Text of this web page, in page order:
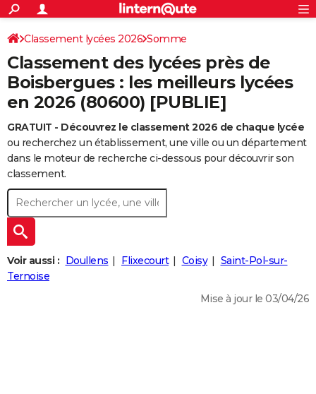
ACTUALITÉS
Politique
Société
Faits Divers
Education
Monde
Villes
+
SPORT
Coupe du monde 2026
Football
Tennis
Cyclisme
Rugby
Forum
CULTURE
Programme TV
TNT
Streaming
Cinéma
Sorties cinéma
Musique
+
FINANCE
Retraite
Impôts
Epargne
Immobilier
Risques naturels par ville
Banque
Assurance
Crédit
AUTO
Essais
Réserver un essai
Citadines
Berlines
SUV
Forum auto
+
HIGH-TECH
BRICOLAGE
Forum
Aménagement intérieur
Extérieur
Cuisine
Salle de bains
Jardinage
Rangement
+WEEK-END
Guides de France
Escapades
Patrimoine
Expositions
Musées
Week-end nature
+
LIFESTYLE
Art de vivre
Bien-être
Loisirs
Mode
Modes de vie
+ SANTE
S'inscrire
Connexion
Classement lycées 2026 Somme
Classement des lycées près de
Boisbergues : les meilleurs lycées
en 2026 (80600) [PUBLIE]
GRATUIT - Découvrez le classement 2026 de chaque lycée
ou recherchez un établissement, une ville ou un département
dans le moteur de recherche ci-dessous pour découvrir son
classement.
Voir aussi : Doullens Flixecourt Coisy
Saint-Pol-sur-
Ternoise
Mise à jour le 03/04/26